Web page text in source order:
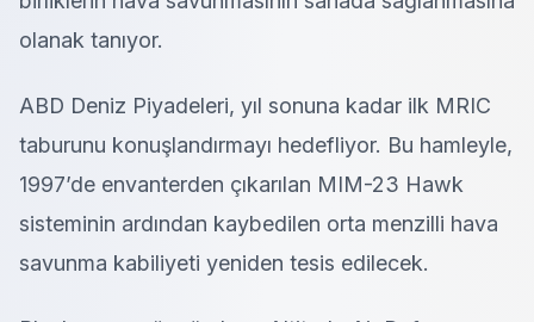
olanak tanıyor.
ABD Deniz Piyadeleri, yıl sonuna kadar ilk MRIC
taburunu konuşlandırmayı hedefliyor. Bu hamleyle,
1997’de envanterden çıkarılan MIM-23 Hawk
sisteminin ardından kaybedilen orta menzilli hava
savunma kabiliyeti yeniden tesis edilecek.